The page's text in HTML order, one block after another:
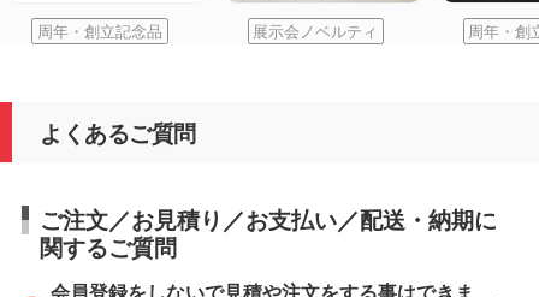
周年・創立記念品 展示会ノベルティ 周年・創
よくあるご質問
ご注文／お見積り／お支払い／配送・納期に
関するご質問